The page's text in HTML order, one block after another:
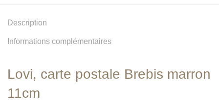
Description
Informations complémentaires
Lovi, carte postale Brebis marron
11cm